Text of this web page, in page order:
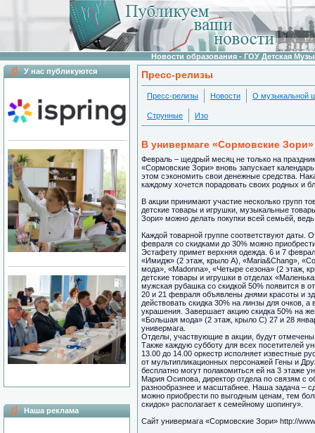
Новости образования - ГОУ Детская
У нас публикуются
Наша реклама
Пресс-релизы
Пресс-релизы Новости О музыкальной
Струнные Изо
В универмаге «Сормовские
Февраль – щедрый месяц не только на
«Сормовские Зори» вновь запускает
этом сэкономить свои денежные средства.
каждому хочется порадовать своих родных и
В акции принимают участие несколько групп
детские товары и игрушки, музыкальные
Зори» можно делать покупки всей семьёй,
Каждой товарной группе соответствуют даты.
февраля со скидками до 30% можно
Эстафету примет верхняя одежда. 6 и 7
«Имидж» (2 этаж, крыло А), «Maria&Chang»,
мода», «Madonna», «Четыре сезона» (2 этаж,
детские товары и игрушки в отделах
мужская рубашка со скидкой 50% появится в
20 и 21 февраля объявлены днями красоты и
действовать скидка 30% на линзы для очков,
украшения. Завершает акцию скидка 50% на
«Большая мода» (2 этаж, крыло С) 27 и 28
универмага.
Отделы, участвующие в акции, будут
Также каждую субботу для всех посетителей
13.00 до 14.00 оркестр исполняет известные
от мультипликационных персонажей Гены и
бесплатно могут полакомиться ей на 3 этаже
Мария Осипова, директор отдела по связям с
разнообразнее и масштабнее. Наша задача –
можно приобрести по выгодным ценам, тем
скидок» располагает к семейному шопингу».
Сайт универмага «Сормовские Зори» http://